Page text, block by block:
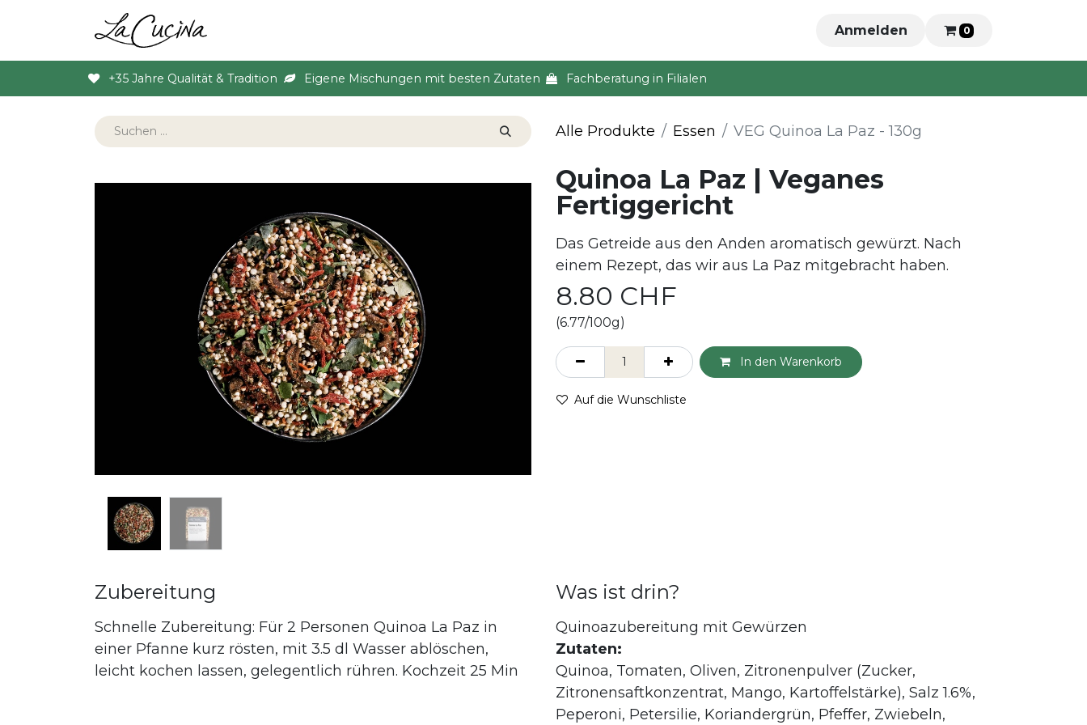
Anmelden 0
+35 Jahre Qualität & Tradition Eigene Mischungen mit besten Zutaten Fachberatung in Filialen
Alle Produkte Essen VEG Quinoa La Paz - 130g
Quinoa La Paz | Veganes
Fertiggericht
Das Getreide aus den Anden aromatisch gewürzt. Nach
einem Rezept, das wir aus La Paz mitgebracht haben.
8.80 CHF
(6.77/100g)
In den Warenkorb
Auf die Wunschliste
Zubereitung
Schnelle Zubereitung: Für 2 Personen Quinoa La Paz in
einer Pfanne kurz rösten, mit 3.5 dl Wasser ablöschen,
leicht kochen lassen, gelegentlich rühren. Kochzeit 25 Min
Was ist drin?
Quinoazubereitung mit Gewürzen
Zutaten:
Quinoa, Tomaten, Oliven, Zitronenpulver (Zucker,
Zitronensaftkonzentrat, Mango, Kartoffelstärke), Salz 1.6%,
Peperoni, Petersilie, Koriandergrün, Pfeffer, Zwiebeln,